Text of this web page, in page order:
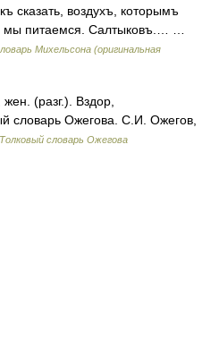
сказать, воздухъ, которымъ
питаемся. Салтыковъ.… …
Михельсона (оригинальная
(разг.). Вздор,
словарь Ожегова. С.И. Ожегов,
Толковый словарь Ожегова